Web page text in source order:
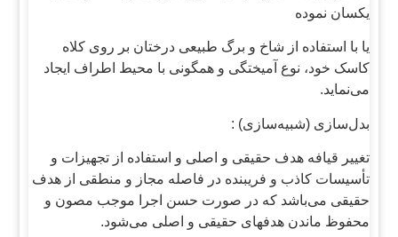
یکسان نموده
یا با استفاده از شاخ و برگ طبیعی درختان بر روی کلاه
کاسک خود، نوع آمیختگی و همگونی با محیط اطراف ایجاد
می‌نماید.
بدل‌سازی (شبیه‌سازی) :
تغییر قیافه هدف حقیقی و اصلی و استفاده از تجهیزات و
تأسیسات کاذب و فریبنده در فاصله مجاز و منطقی از هدف
حقیقی می‌باشد که در صورت حسن اجرا موجب مصون و
محفوظ ماندن هدفهای حقیقی و اصلی می‌شود.